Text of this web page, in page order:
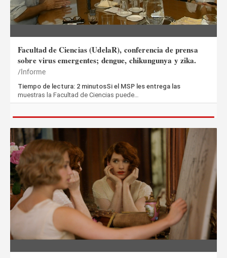
Facultad de Ciencias (UdelaR), conferencia de prensa
sobre virus emergentes; dengue, chikungunya y zika.
Informe
Tiempo de lectura: 2 minutosSi el MSP les entrega las
muestras la Facultad de Ciencias puede…